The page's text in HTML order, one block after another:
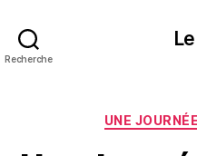
Recherche
UNE